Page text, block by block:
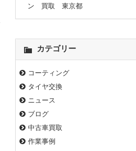
ン 買取 東京都
カテゴリー
コーティング
タイヤ交換
ニュース
ブログ
中古車買取
作業事例